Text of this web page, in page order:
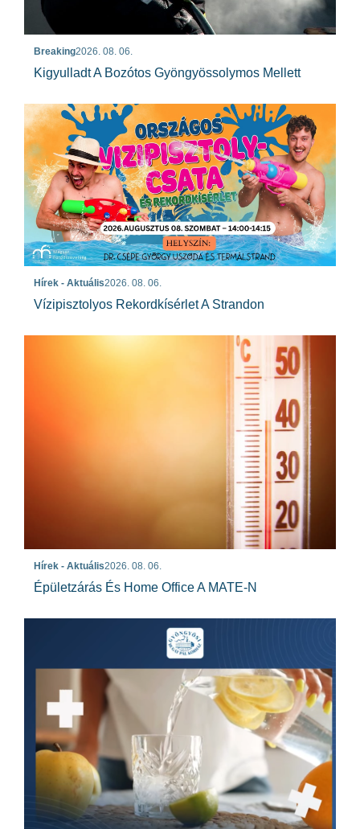
Breaking2026. 08. 06.
Kigyulladt A Bozótos Gyöngyössolymos Mellett
Hírek - Aktuális2026. 08. 06.
Vízipisztolyos Rekordkísérlet A Strandon
Hírek - Aktuális2026. 08. 06.
Épületzárás És Home Office A MATE-N